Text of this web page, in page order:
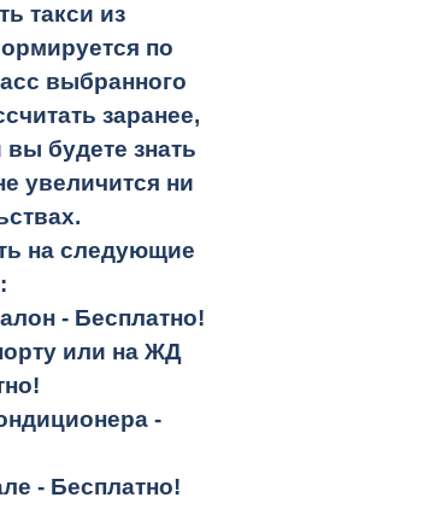
такси из
по
выбранного
заранее,
будете знать
увеличится ни
на следующие
- Бесплатно!
или на ЖД
-
- Бесплатно!